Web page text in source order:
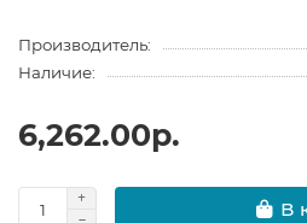
Производитель:
Наличие:
6,262.00р.
В